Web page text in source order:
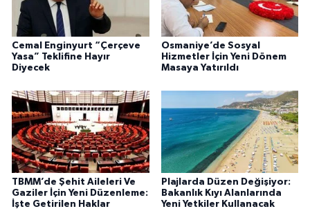
Cemal Enginyurt “Çerçeve
Yasa” Teklifine Hayır
Diyecek
Osmaniye’de Sosyal
Hizmetler İçin Yeni Dönem
Masaya Yatırıldı
TBMM’de Şehit Aileleri Ve
Gaziler İçin Yeni Düzenleme:
İşte Getirilen Haklar
Plajlarda Düzen Değişiyor:
Bakanlık Kıyı Alanlarında
Yeni Yetkiler Kullanacak